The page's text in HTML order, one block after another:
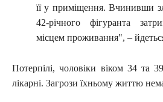
її у приміщення. Вчинивши
42-річного фігуранта
місцем проживання", –
Потерпілі, чоловіки віком 34 та
лікарні. Загрози їхньому життю